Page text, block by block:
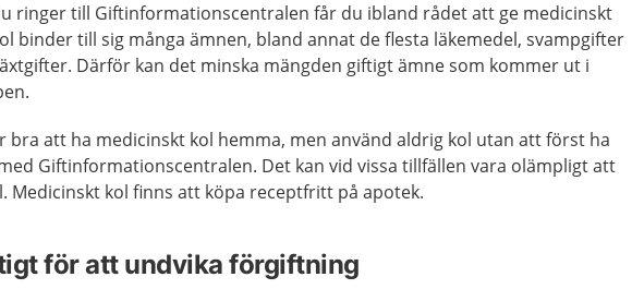
ringer till Giftinformationscentralen får du ibland rådet att ge medicinskt
binder till sig många ämnen, bland annat de flesta läkemedel, svampgifter
Därför kan det minska mängden giftigt ämne som kommer ut i
bra att ha medicinskt kol hemma, men använd aldrig kol utan att först ha
Giftinformationscentralen. Det kan vid vissa tillfällen vara olämpligt att
Medicinskt kol finns att köpa receptfritt på apotek.
för att undvika förgiftning